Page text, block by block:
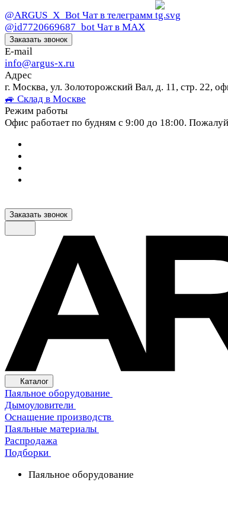
@ARGUS_X_Bot Чат в телеграмм
@id7720669687_bot Чат в МАХ
Заказать звонок
E-mail
info@argus-x.ru
Адрес
г. Москва, ул. Золоторожский Вал, д. 11, стр. 22,
🚙 Склад в Москве
Режим работы
Офис работает по будням с 9:00 до 18:00.
Заказать звонок
Каталог
Паяльное оборудование
Дымоуловители
Оснащение производств
Паяльные материалы
Распродажа
Подборки
Паяльное оборудование